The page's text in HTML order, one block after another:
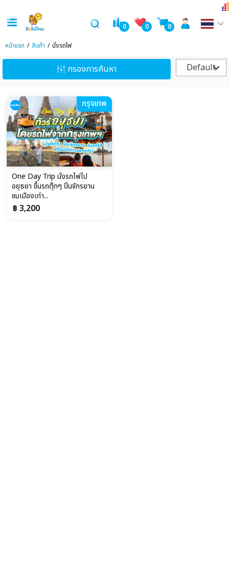
0 0 0
หน้าแรก สินค้า นั่งรถไฟ
กรองการค้นหา Default
กรุงเทพ
One Day Trip นั่งรถไฟไป
อยุธยา ขึ้นรถตุ๊กๆ ปั่นจักรยาน
ชมเมืองเก่า...
฿ 3,200